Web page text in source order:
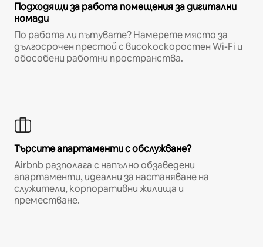
Подходящи за работа помещения за дигитални
номади
По работа ли пътувате? Намерете място за
дългосрочен престой с високоскоростен Wi-Fi и
обособени работни пространства.
Търсите апартаменти с обслужване?
Airbnb разполага с напълно обзаведени
апартаменти, идеални за настаняване на
служители, корпоративни жилища и
преместване.